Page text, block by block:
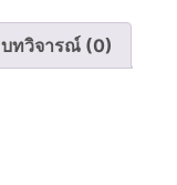
บทวิจารณ์ (0)